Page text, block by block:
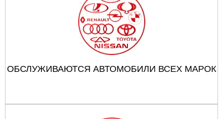
ОБСЛУЖИВАЮТСЯ АВТОМОБИЛИ ВСЕХ МАРОК